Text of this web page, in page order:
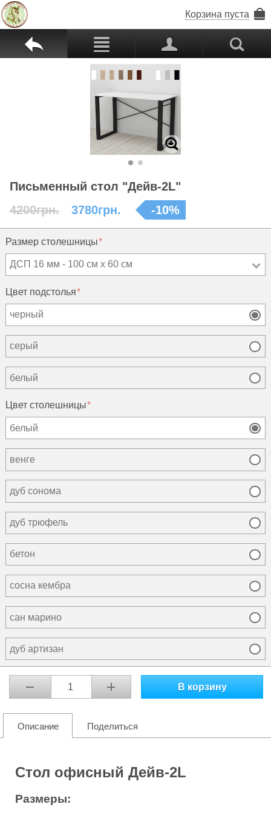
Корзина пуста
b c p s
Z
Письменный стол "Дейв-2L"
4200грн.
3780грн. -10%
Размер столешницы
ДСП 16 мм - 100 см х 60 см
Цвет подстолья
черный
серый
белый
Цвет столешницы
белый
венге
дуб сонома
дуб трюфель
бетон
сосна кембра
сан марино
дуб артизан
В корзину
Описание Поделиться
Стол офисный Дейв-2L
Размеры: